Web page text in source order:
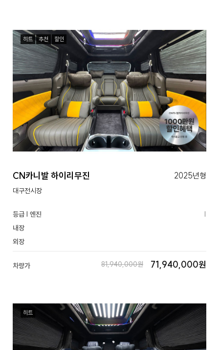
히트 추천 할인
CN카니발 하이리무진 2025년형
대구전시장
등급 | 엔진
|
내장
외장
차량가 81,940,000원 71,940,000원
히트